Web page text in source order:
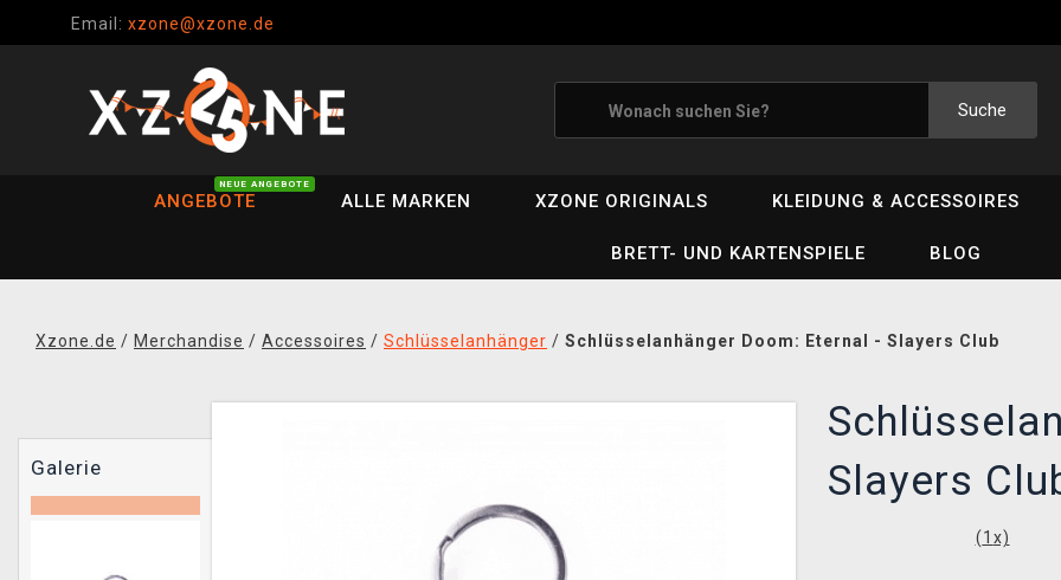
Email: xzone@xzone.de
Suche
ANGEBOTE
NEUE ANGEBOTE
ALLE MARKEN XZONE ORIGINALS KLEIDUNG & ACCESSOIRES
BRETT- UND KARTENSPIELE BLOG
Xzone.de / Merchandise / Accessoires / Schlüsselanhänger / Schlüsselanhänger Doom: Eternal - Slayers Club
Galerie
Slayers
(1 x)